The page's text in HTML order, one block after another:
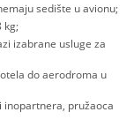
sedište u avionu;
kg;
izabrane usluge za
do aerodroma u
pružaoca